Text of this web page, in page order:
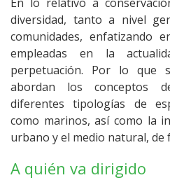
diversidad, tanto a nivel
comunidades, enfatizando
empleadas en la
perpetuación. Por lo que
abordan los conceptos
diferentes tipologías de
como marinos, así como la
urbano y el medio natural, de
A quién va dirigido